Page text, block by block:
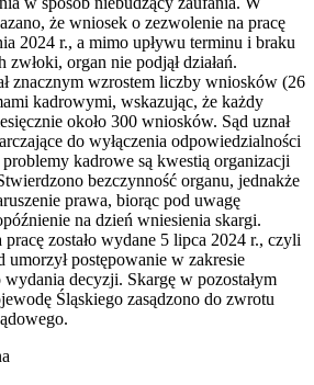
że wniosek o zezwolenie na pracę
2024 r., a mimo upływu terminu i braku
organ nie podjął działań.
znacznym wzrostem liczby wniosków (26
kadrowymi, wskazując, że każdy
około 300 wniosków. Sąd uznał
do wyłączenia odpowiedzialności
kadrowe są kwestią organizacji
bezczynność organu, jednakże
prawa, biorąc pod uwagę
na dzień wniesienia skargi.
zostało wydane 5 lipca 2024 r., czyli
umorzył postępowanie w zakresie
decyzji. Skargę w pozostałym
Śląskiego zasądzono do zwrotu